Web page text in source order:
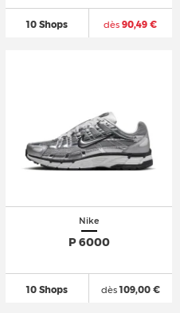
10 Shops dès 90,49 €
Nike
P 6000
10 Shops dès109,00 €